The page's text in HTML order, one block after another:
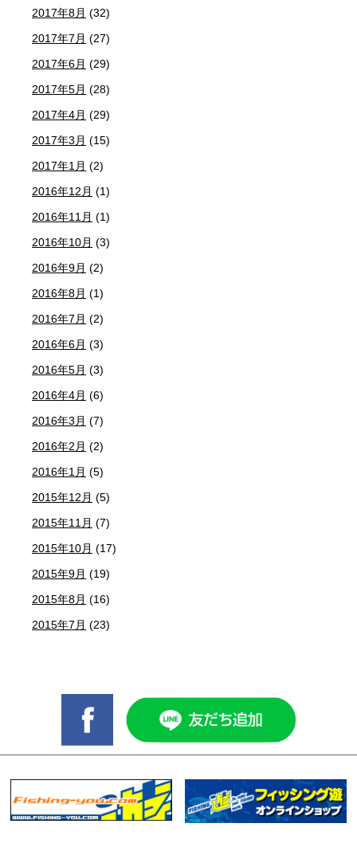
2017年8月 (32)
2017年7月 (27)
2017年6月 (29)
2017年5月 (28)
2017年4月 (29)
2017年3月 (15)
2017年1月 (2)
2016年12月 (1)
2016年11月 (1)
2016年10月 (3)
2016年9月 (2)
2016年8月 (1)
2016年7月 (2)
2016年6月 (3)
2016年5月 (3)
2016年4月 (6)
2016年3月 (7)
2016年2月 (2)
2016年1月 (5)
2015年12月 (5)
2015年11月 (7)
2015年10月 (17)
2015年9月 (19)
2015年8月 (16)
2015年7月 (23)